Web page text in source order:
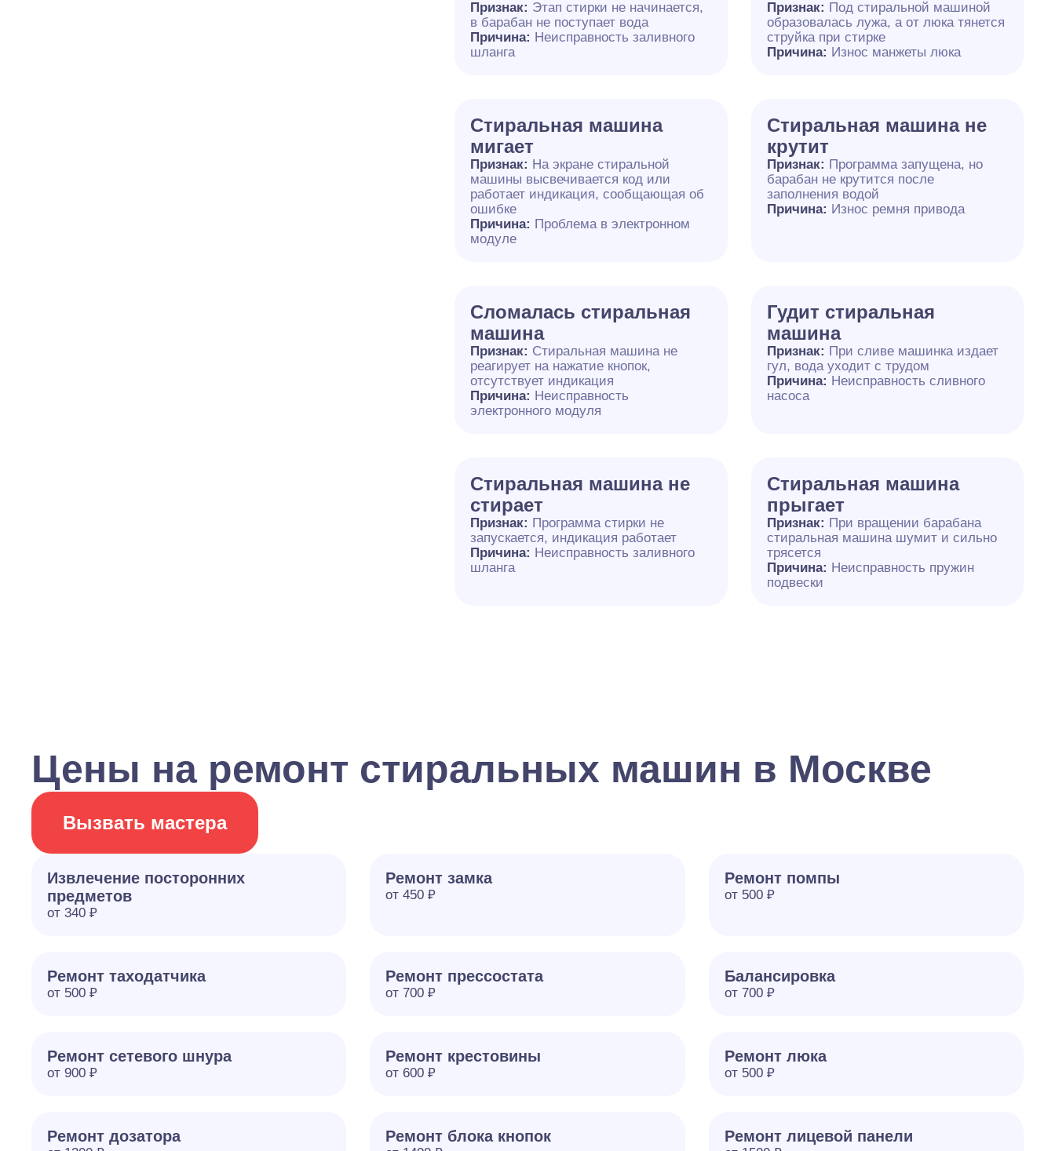
Признак: Этап стирки не начинается,
в барабан не поступает вода
Причина: Неисправность заливного
шланга
Признак: Под стиральной машиной
образовалась лужа, а от люка тянется
струйка при стирке
Причина: Износ манжеты люка
Стиральная машина
мигает
Признак: На экране стиральной
машины высвечивается код или
работает индикация, сообщающая об
ошибке
Причина: Проблема в электронном
модуле
Стиральная машина не
крутит
Признак: Программа запущена, но
барабан не крутится после
заполнения водой
Причина: Износ ремня привода
Сломалась стиральная
машина
Признак: Стиральная машина не
реагирует на нажатие кнопок,
отсутствует индикация
Причина: Неисправность
электронного модуля
Гудит стиральная
машина
Признак: При сливе машинка издает
гул, вода уходит с трудом
Причина: Неисправность сливного
насоса
Стиральная машина не
стирает
Признак: Программа стирки не
запускается, индикация работает
Причина: Неисправность заливного
шланга
Стиральная машина
прыгает
Признак: При вращении барабана
стиральная машина шумит и сильно
трясется
Причина: Неисправность пружин
подвески
Цены на ремонт стиральных машин в Москве
Вызвать мастера
Извлечение посторонних
предметов
от 340 ₽
Ремонт замка
от 450 ₽
Ремонт помпы
от 500 ₽
Ремонт таходатчика
от 500 ₽
Ремонт прессостата
от 700 ₽
Балансировка
от 700 ₽
Ремонт сетевого шнура
от 900 ₽
Ремонт крестовины
от 600 ₽
Ремонт люка
от 500 ₽
Ремонт дозатора Ремонт блока кнопок Ремонт лицевой панели